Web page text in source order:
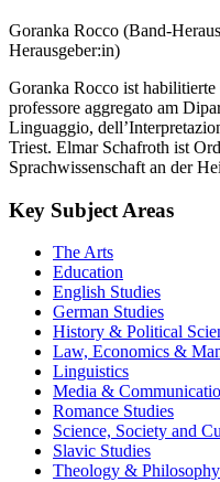
Goranka Rocco (Band-
Herausgeber:in)
Goranka Rocco ist
professore aggregato am
Linguaggio,
Triest. Elmar Schafroth ist
Sprachwissenschaft an der
Key Subject Areas
The Arts
Education
English Studies
German Studies
History & Political
Law, Economics &
Linguistics
Media &
Romance Studies
Science, Society and
Slavic Studies
Theology & Philosophy